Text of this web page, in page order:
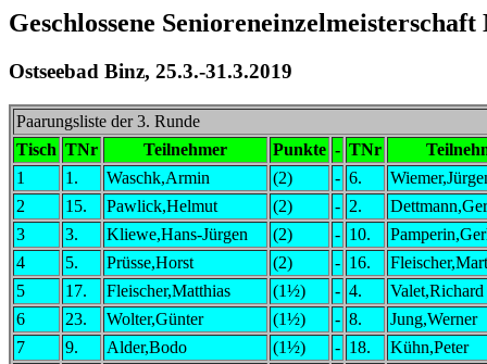
Geschlossene
Ostseebad Binz, 25.3.-31.3.2019
Paarungsliste der 3. Runde
Tisch TNr Teilnehmer Punkte - TNr
1
1. Waschk,Armin (2) - 6.
2
15. Pawlick,Helmut (2) - 2.
3
3. Kliewe,Hans-Jürgen (2) - 10.
4
5. Prüsse,Horst (2) - 16.
5
17. Fleischer,Matthias (1½) - 4.
Valet,Richard
6
23. Wolter,Günter (1½) - 8.
Jung,Werner
7
9. Alder,Bodo (1½) - 18.
Kühn,Peter